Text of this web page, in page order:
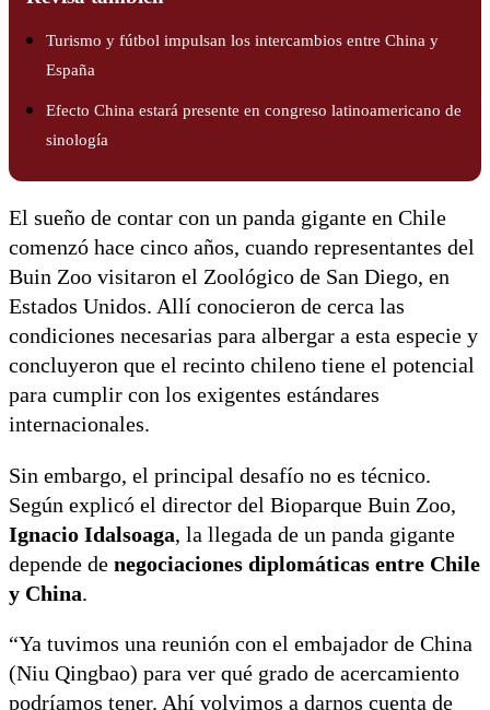
Turismo y fútbol impulsan los intercambios entre China y
España
Efecto China estará presente en congreso latinoamericano de
sinología
El sueño de contar con un panda gigante en Chile
comenzó hace cinco años, cuando representantes del
Buin Zoo visitaron el Zoológico de San Diego, en
Estados Unidos. Allí conocieron de cerca las
condiciones necesarias para albergar a esta especie y
concluyeron que el recinto chileno tiene el potencial
para cumplir con los exigentes estándares
internacionales.
Sin embargo, el principal desafío no es técnico.
Según explicó el director del Bioparque Buin Zoo,
Ignacio Idalsoaga, la llegada de un panda gigante
depende de negociaciones diplomáticas entre Chile
y China.
“Ya tuvimos una reunión con el embajador de China
(Niu Qingbao) para ver qué grado de acercamiento
podríamos tener. Ahí volvimos a darnos cuenta de